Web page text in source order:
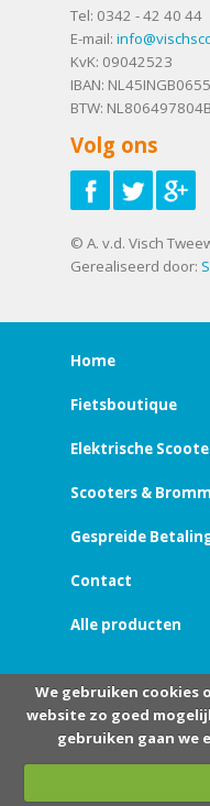
Tel: 0342 - 42 40 44
E-mail:
KvK: 09042523
IBAN:
BTW:
Volg ons
© A. v.d. Visch
Gerealiseerd door:
Home
Fietsboutique
Elektrische
Scooters &
Gespreide
Contact
Alle producten
We gebruiken cookies
website zo goed
gebruiken gaan we